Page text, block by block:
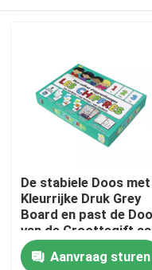
Thuis
De stabiele Doos met
Kleurrijke Druk Grey
Board en past de
van de Groottegift
Aanvraag sturen